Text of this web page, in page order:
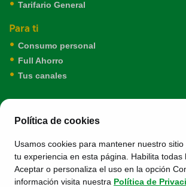
Política de cookies
Usamos cookies para mantener nuestro
tu experiencia en esta página. Habilita todas
Aceptar o personaliza el uso en la opción
información visita nuestra Política de
Tarifario General
Para ti
Consumo personal
Full Ahorro
Tus canales
(01) 319-9999